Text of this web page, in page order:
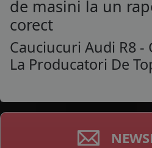
de masini la un
corect
Cauciucuri Audi R8 -
La Producatori De